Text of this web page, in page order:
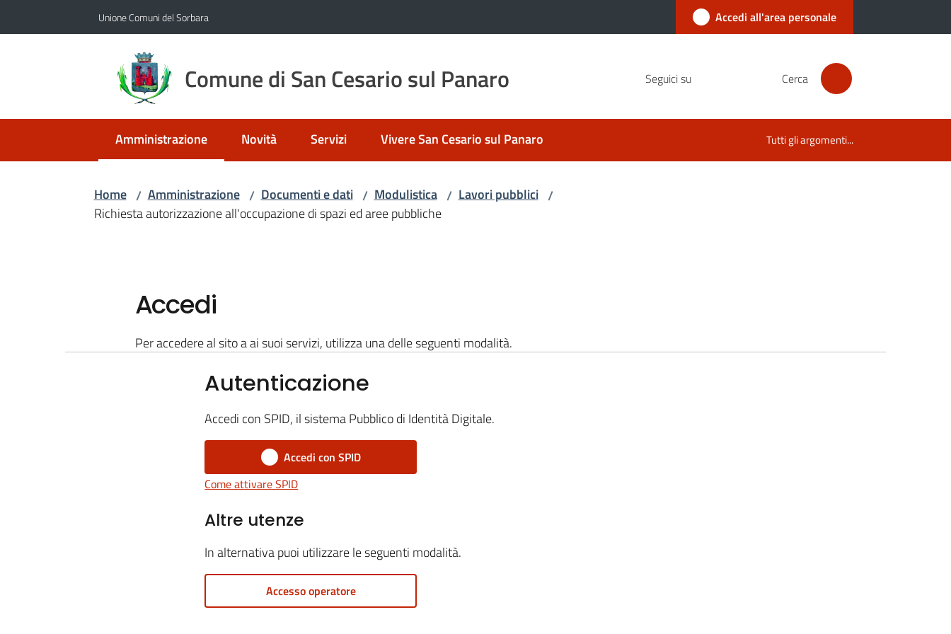
Unione Comuni del Sorbara Accedi all'area personale
Comune di San Cesario sul Panaro Seguici su Cerca
Amministrazione
Menu selezionato Novità Servizi Vivere San Cesario sul Panaro Tutti gli argomenti...
Home / Amministrazione / Documenti e dati / Modulistica / Lavori pubblici /
Richiesta autorizzazione all'occupazione di spazi ed aree pubbliche
Accedi
Per accedere al sito a ai suoi servizi, utilizza una delle seguenti modalità.
Autenticazione
Accedi con SPID, il sistema Pubblico di Identità Digitale.
Accedi con SPID
Come attivare SPID
Altre utenze
In alternativa puoi utilizzare le seguenti modalità.
Accesso operatore